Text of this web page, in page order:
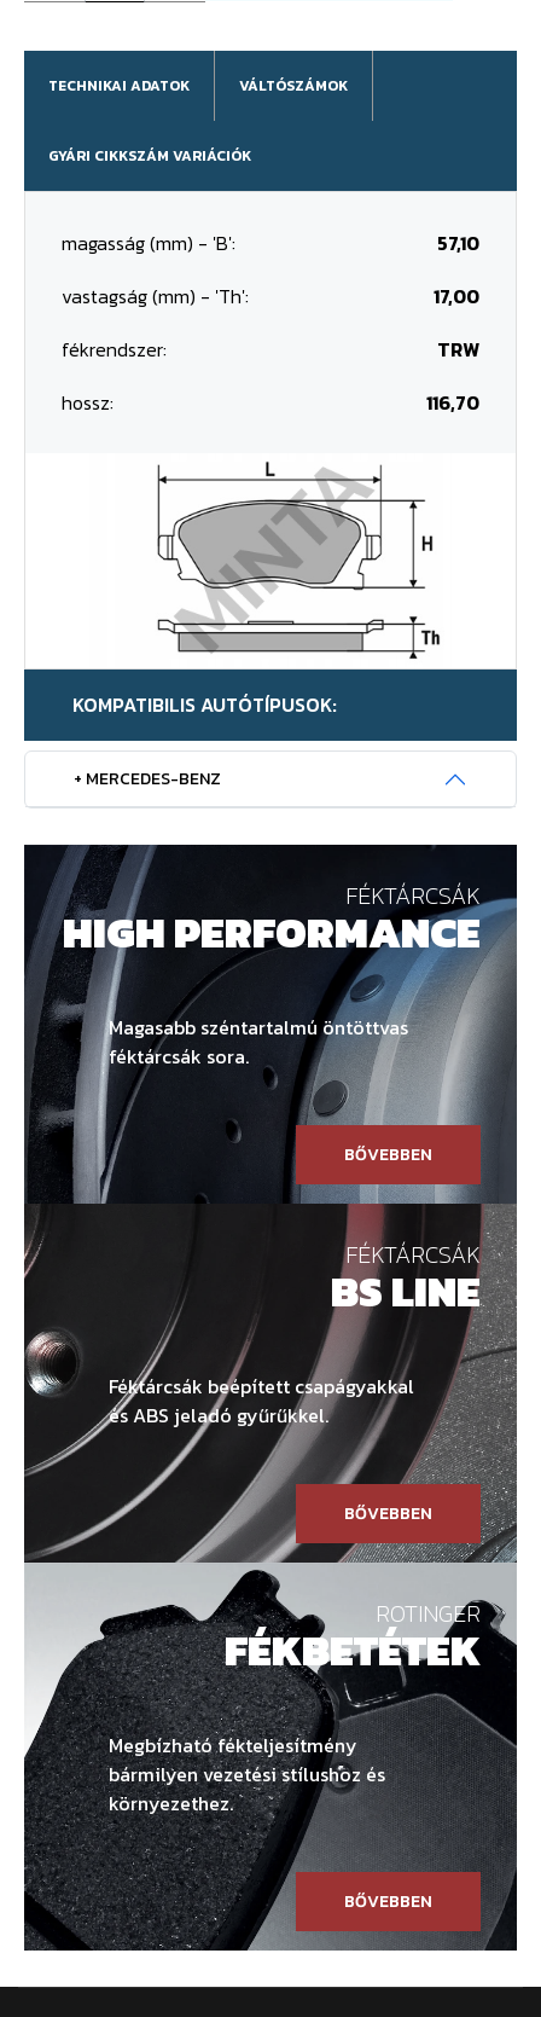
TECHNIKAI ADATOK VÁLTÓSZÁMOK
GYÁRI CIKKSZÁM VARIÁCIÓK
magasság (mm) - 'B':
57,10
vastagság (mm) - 'Th':
17,00
fékrendszer:
TRW
hossz:
116,70
KOMPATIBILIS AUTÓTÍPUSOK:
+ MERCEDES-BENZ
FÉKTÁRCSÁK
HIGH PERFORMANCE
Magasabb széntartalmú öntöttvas
féktárcsák sora.
BŐVEBBEN
FÉKTÁRCSÁK
BS LINE
Féktárcsák beépített csapágyakkal
és ABS jeladó gyűrűkkel.
BŐVEBBEN
ROTINGER
FÉKBETÉTEK
Megbízható fékteljesítmény
bármilyen vezetési stílushoz és
környezethez.
BŐVEBBEN